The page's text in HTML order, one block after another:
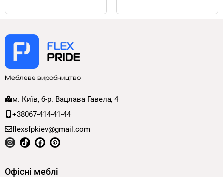
Меблеве виробництво
м. Київ, б-р. Вацлава Гавела, 4
+38067-414-41-44
flexsfpkiev@gmail.com
Офісні меблі